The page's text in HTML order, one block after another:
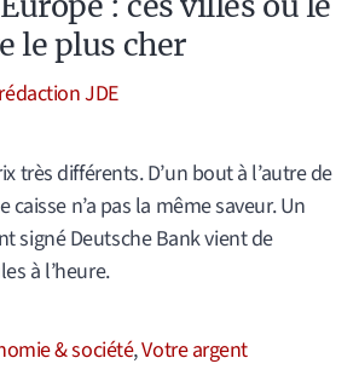
le plus cher
JDE
très différents. D’un bout à l’autre de
caisse n’a pas la même saveur. Un
signé Deutsche Bank vient de
à l’heure.
& société,Votre argent